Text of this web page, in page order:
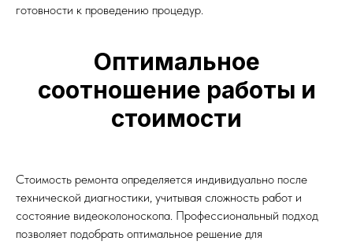
готовности к проведению процедур.
Оптимальное
соотношение работы и
стоимости
Стоимость ремонта определяется индивидуально после
технической диагностики, учитывая сложность работ и
состояние видеоколоноскопа. Профессиональный подход
позволяет подобрать оптимальное решение для